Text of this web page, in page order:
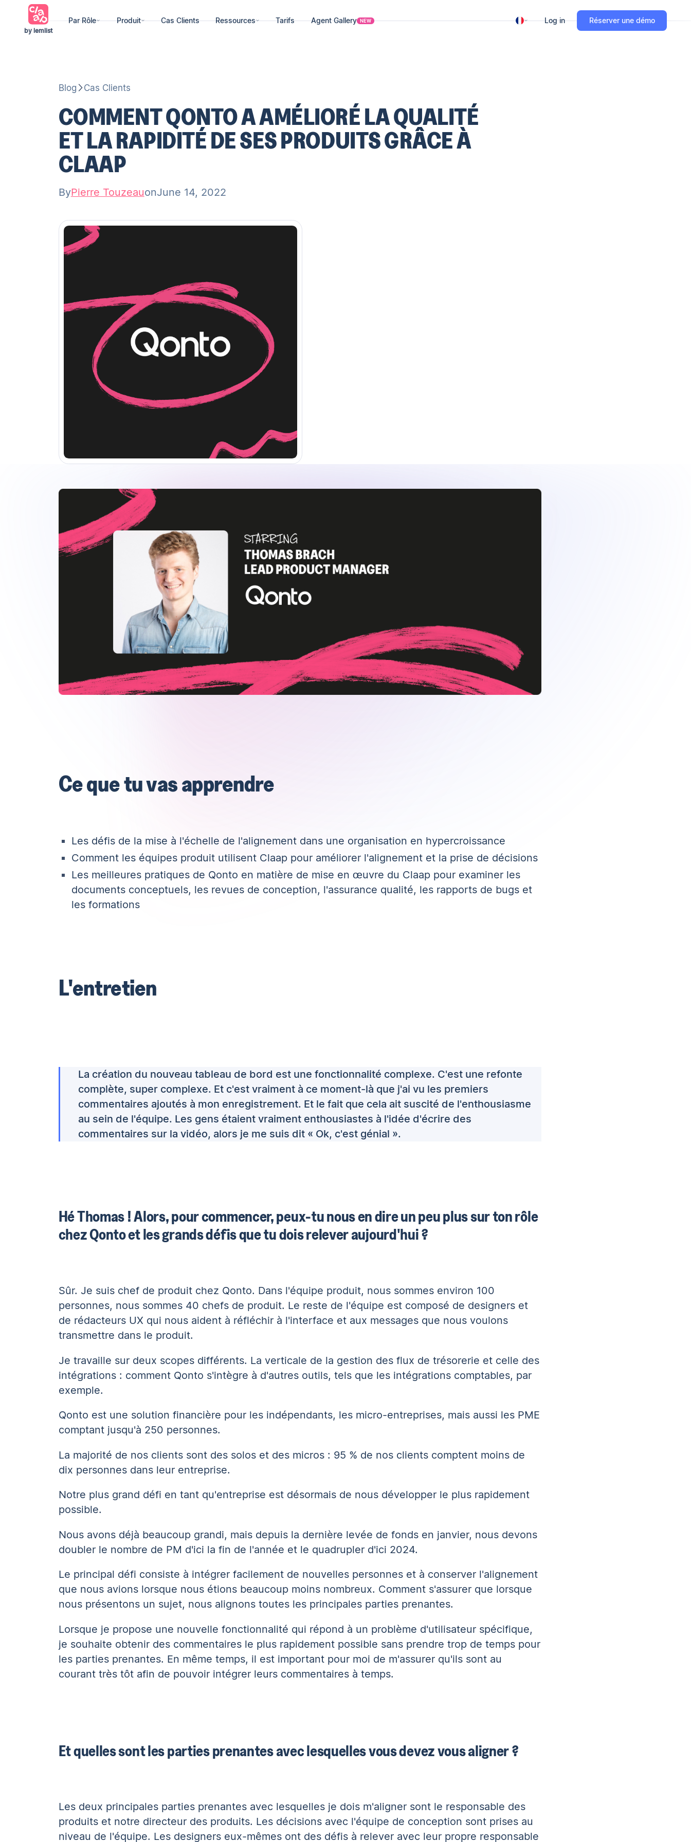
by lemlist
Par Rôle Produit Cas Clients Ressources Tarifs Agent Gallery NEW Log in Réserver une démo
Blog Cas Clients
COMMENT QONTO A AMÉLIORÉ LA QUALITÉ
ET LA RAPIDITÉ DE SES PRODUITS GRÂCE À
CLAAP
ByPierre TouzeauonJune 14, 2022
Ce que tu vas apprendre
Les défis de la mise à l'échelle de l'alignement dans une organisation en hypercroissance
Comment les équipes produit utilisent Claap pour améliorer l'alignement et la prise de décisions
Les meilleures pratiques de Qonto en matière de mise en œuvre du Claap pour examiner les
documents conceptuels, les revues de conception, l'assurance qualité, les rapports de bugs et
les formations
L'entretien
La création du nouveau tableau de bord est une fonctionnalité complexe. C'est une refonte
complète, super complexe. Et c'est vraiment à ce moment-là que j'ai vu les premiers
commentaires ajoutés à mon enregistrement. Et le fait que cela ait suscité de l'enthousiasme
au sein de l'équipe. Les gens étaient vraiment enthousiastes à l'idée d'écrire des
commentaires sur la vidéo, alors je me suis dit « Ok, c'est génial ».
Hé Thomas ! Alors, pour commencer, peux-tu nous en dire un peu plus sur ton rôle
chez Qonto et les grands défis que tu dois relever aujourd'hui ?
Sûr. Je suis chef de produit chez Qonto. Dans l'équipe produit, nous sommes environ 100
personnes, nous sommes 40 chefs de produit. Le reste de l'équipe est composé de designers et
de rédacteurs UX qui nous aident à réfléchir à l'interface et aux messages que nous voulons
transmettre dans le produit.
Je travaille sur deux scopes différents. La verticale de la gestion des flux de trésorerie et celle des
intégrations : comment Qonto s'intègre à d'autres outils, tels que les intégrations comptables, par
exemple.
Qonto est une solution financière pour les indépendants, les micro-entreprises, mais aussi les PME
comptant jusqu'à 250 personnes.
La majorité de nos clients sont des solos et des micros : 95 % de nos clients comptent moins de
dix personnes dans leur entreprise.
Notre plus grand défi en tant qu'entreprise est désormais de nous développer le plus rapidement
possible.
Nous avons déjà beaucoup grandi, mais depuis la dernière levée de fonds en janvier, nous devons
doubler le nombre de PM d'ici la fin de l'année et le quadrupler d'ici 2024.
Le principal défi consiste à intégrer facilement de nouvelles personnes et à conserver l'alignement
que nous avions lorsque nous étions beaucoup moins nombreux. Comment s'assurer que lorsque
nous présentons un sujet, nous alignons toutes les principales parties prenantes.
Lorsque je propose une nouvelle fonctionnalité qui répond à un problème d'utilisateur spécifique,
je souhaite obtenir des commentaires le plus rapidement possible sans prendre trop de temps pour
les parties prenantes. En même temps, il est important pour moi de m'assurer qu'ils sont au
courant très tôt afin de pouvoir intégrer leurs commentaires à temps.
Et quelles sont les parties prenantes avec lesquelles vous devez vous aligner ?
Les deux principales parties prenantes avec lesquelles je dois m'aligner sont le responsable des
produits et notre directeur des produits. Les décisions avec l'équipe de conception sont prises au
niveau de l'équipe. Les designers eux-mêmes ont des défis à relever avec leur propre responsable